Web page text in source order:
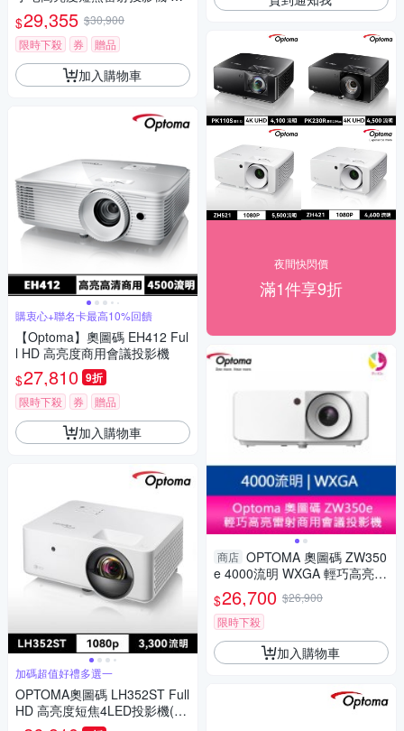
ve 110S
$29,355 $30,900
限時下殺
券 贈品
加入購物車
購衷心+聯名卡最高10%回饋
【Optoma】奧圖碼 EH412 Ful
l HD 高亮度商用會議投影機
$27,810 9折
限時下殺 券 贈品
加入購物車
加碼超值好禮多選一
OPTOMA奧圖碼 LH352ST Full
HD 高亮度短焦4LED投影機(33
00流明)
夜間快閃價
滿1件享9折
商店 OPTOMA 奧圖碼 ZW350
e 4000流明 WXGA 輕巧高亮雷
射商用會議投影機
$26,700 $26,900
限時下殺
加入購物車